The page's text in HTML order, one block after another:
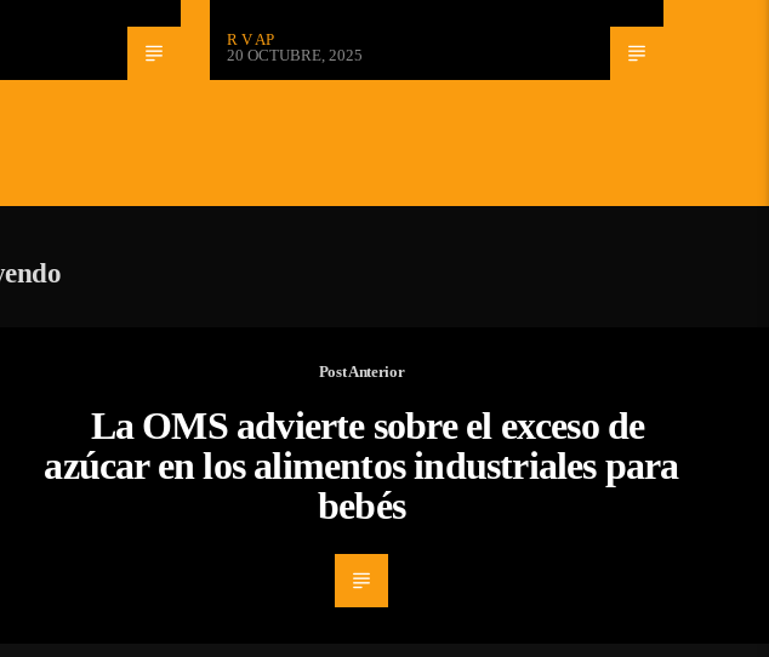
R V AP
20 OCTUBRE, 2025
Post Anterior
La OMS advierte sobre el exceso de
azúcar en los alimentos industriales para
bebés